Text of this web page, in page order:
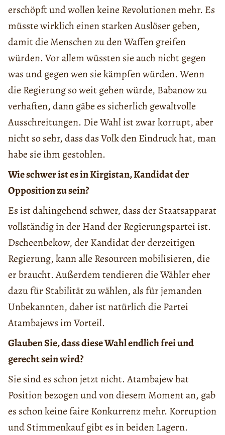
erschöpft und wollen keine Revolutionen mehr. Es
müsste wirklich einen starken Auslöser geben,
damit die Menschen zu den Waffen greifen
würden. Vor allem wüssten sie auch nicht gegen
was und gegen wen sie kämpfen würden. Wenn
die Regierung so weit gehen würde, Babanow zu
verhaften, dann gäbe es sicherlich gewaltvolle
Ausschreitungen. Die Wahl ist zwar korrupt, aber
nicht so sehr, dass das Volk den Eindruck hat, man
habe sie ihm gestohlen.
Wie schwer ist es in Kirgistan, Kandidat der
Opposition zu sein?
Es ist dahingehend schwer, dass der Staatsapparat
vollständig in der Hand der Regierungspartei ist.
Dscheenbekow, der Kandidat der derzeitigen
Regierung, kann alle Resourcen mobilisieren, die
er braucht. Außerdem tendieren die Wähler eher
dazu für Stabilität zu wählen, als für jemanden
Unbekannten, daher ist natürlich die Partei
Atambajews im Vorteil.
Glauben Sie, dass diese Wahl endlich frei und
gerecht sein wird?
Sie sind es schon jetzt nicht. Atambajew hat
Position bezogen und von diesem Moment an, gab
es schon keine faire Konkurrenz mehr. Korruption
und Stimmenkauf gibt es in beiden Lagern.